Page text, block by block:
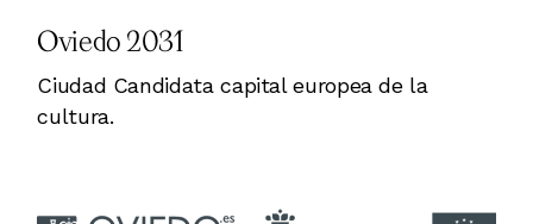
Oviedo 2031
Ciudad Candidata capital europea de la
cultura.